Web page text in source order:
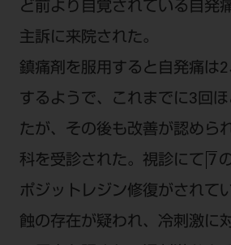
ど前より自覚されている自発
主訴に来院された。
鎮痛剤を服用すると自発痛は
するようで、これまでに3回
たが、その後も改善が認めら
科を受診された。視診にて 7
ポジットレジン修復がされて
蝕の存在が疑われ、冷刺激に